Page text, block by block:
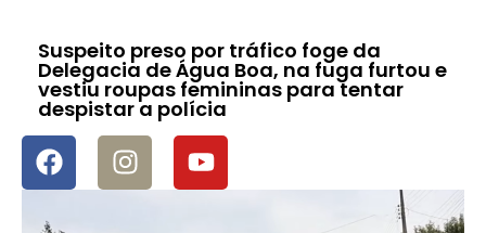
Suspeito preso por tráfico foge da
Delegacia de Água Boa, na fuga furtou e
vestiu roupas femininas para tentar
despistar a polícia